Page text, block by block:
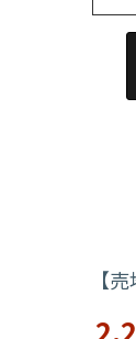
【